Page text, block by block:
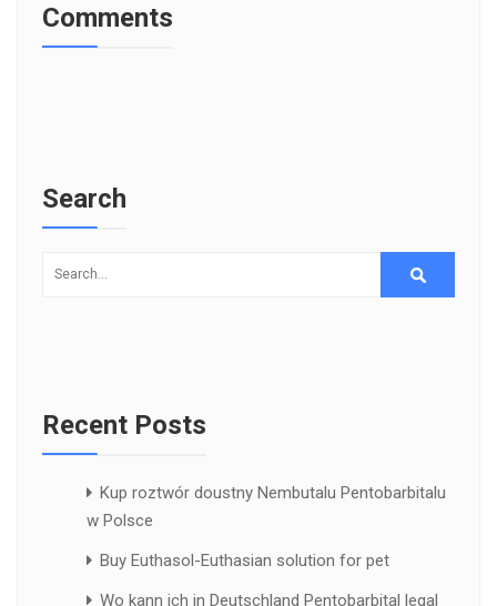
Comments
Search
Recent Posts
Kup roztwór doustny Nembutalu Pentobarbitalu
w Polsce
Buy Euthasol-Euthasian solution for pet
Wo kann ich in Deutschland Pentobarbital legal